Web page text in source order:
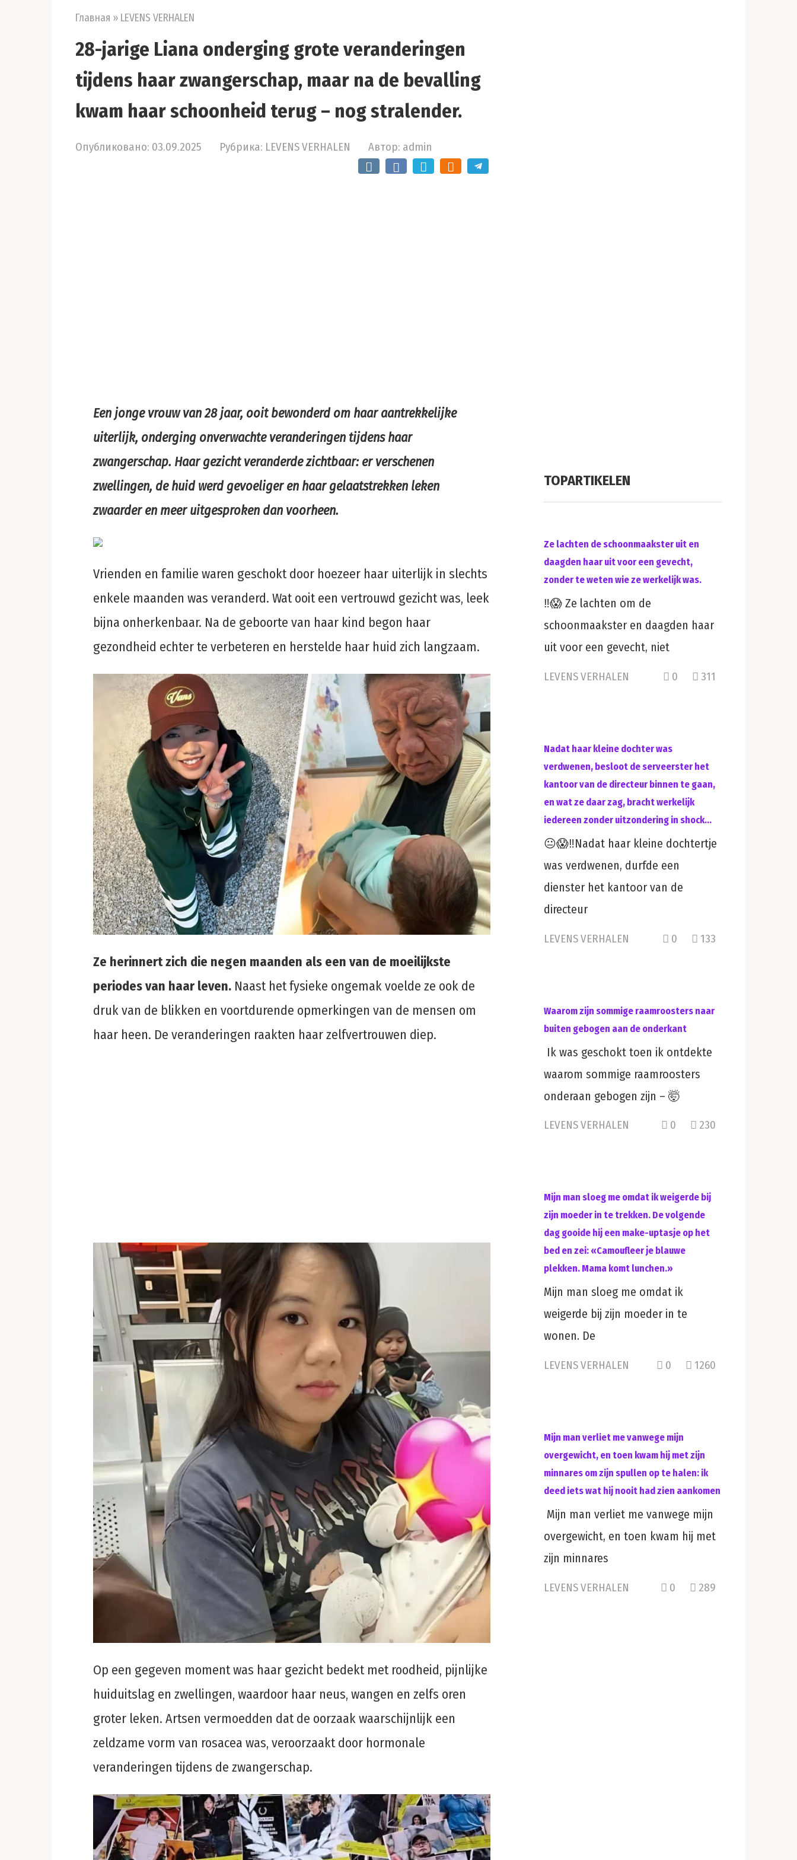
Главная » LEVENS VERHALEN
28-jarige Liana onderging grote veranderingen
tijdens haar zwangerschap, maar na de bevalling
kwam haar schoonheid terug – nog stralender.
Опубликовано: 03.09.2025 Рубрика: LEVENS VERHALEN Автор: admin
Een jonge vrouw van 28 jaar, ooit bewonderd om haar aantrekkelijke
uiterlijk, onderging onverwachte veranderingen tijdens haar
zwangerschap. Haar gezicht veranderde zichtbaar: er verschenen
zwellingen, de huid werd gevoeliger en haar gelaatstrekken leken
zwaarder en meer uitgesproken dan voorheen.
Vrienden en familie waren geschokt door hoezeer haar uiterlijk in slechts
enkele maanden was veranderd. Wat ooit een vertrouwd gezicht was, leek
bijna onherkenbaar. Na de geboorte van haar kind begon haar
gezondheid echter te verbeteren en herstelde haar huid zich langzaam.
Ze herinnert zich die negen maanden als een van de moeilijkste
periodes van haar leven. Naast het fysieke ongemak voelde ze ook de
druk van de blikken en voortdurende opmerkingen van de mensen om
haar heen. De veranderingen raakten haar zelfvertrouwen diep.
Op een gegeven moment was haar gezicht bedekt met roodheid, pijnlijke
huiduitslag en zwellingen, waardoor haar neus, wangen en zelfs oren
groter leken. Artsen vermoedden dat de oorzaak waarschijnlijk een
zeldzame vorm van rosacea was, veroorzaakt door hormonale
veranderingen tijdens de zwangerschap.
TOPARTIKELEN
Ze lachten de schoonmaakster uit en
daagden haar uit voor een gevecht,
zonder te weten wie ze werkelijk was.
‼️😱 Ze lachten om de
schoonmaakster en daagden haar
uit voor een gevecht, niet
LEVENS VERHALEN 0 311
Nadat haar kleine dochter was
verdwenen, besloot de serveerster het
kantoor van de directeur binnen te gaan,
en wat ze daar zag, bracht werkelijk
iedereen zonder uitzondering in shock…
😐😱‼️Nadat haar kleine dochtertje
was verdwenen, durfde een
dienster het kantoor van de
directeur
LEVENS VERHALEN 0 133
Waarom zijn sommige raamroosters naar
buiten gebogen aan de onderkant
Ik was geschokt toen ik ontdekte
waarom sommige raamroosters
onderaan gebogen zijn – 🤯
LEVENS VERHALEN 0 230
Mijn man sloeg me omdat ik weigerde bij
zijn moeder in te trekken. De volgende
dag gooide hij een make-uptasje op het
bed en zei: «Camoufleer je blauwe
plekken. Mama komt lunchen.»
Mijn man sloeg me omdat ik
weigerde bij zijn moeder in te
wonen. De
LEVENS VERHALEN 0 1260
Mijn man verliet me vanwege mijn
overgewicht, en toen kwam hij met zijn
minnares om zijn spullen op te halen: ik
deed iets wat hij nooit had zien aankomen
Mijn man verliet me vanwege mijn
overgewicht, en toen kwam hij met
zijn minnares
LEVENS VERHALEN 0 289